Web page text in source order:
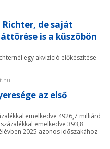
de saját
is a küszöbön
egy akvizíció előkészítése
az első
emelkedve 4926,7 milliárd
emelkedve 393,8
2025 azonos időszakához